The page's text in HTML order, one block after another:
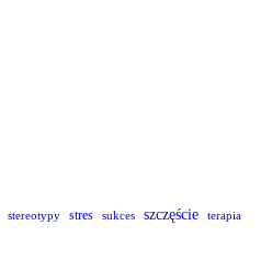
stereotypy stres sukces szczęście
terapia